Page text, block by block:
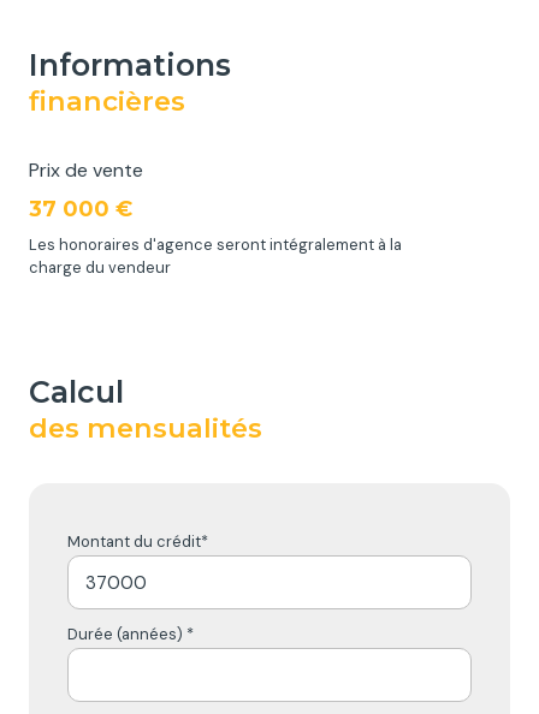
informations
financières
Prix de vente
37 000 €
Les honoraires d'agence seront intégralement à la
charge du vendeur
calcul
des mensualités
Montant du crédit*
Durée (années) *